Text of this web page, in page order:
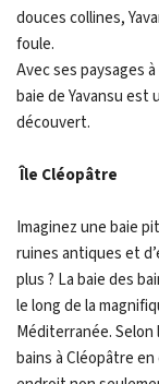
douces collines,
foule.
Avec ses paysages
baie de Yavansu
découvert.
Île Cléopâtre
Imaginez une baie
ruines antiques et
plus ? La baie des
le long de la
Méditerranée.
bains à Cléopâtre